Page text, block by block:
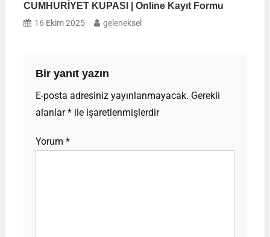
CUMHURİYET KUPASI | Online Kayıt Formu
16 Ekim 2025 geleneksel
Bir yanıt yazın
E-posta adresiniz yayınlanmayacak. Gerekli
alanlar*ile işaretlenmişlerdir
Yorum *